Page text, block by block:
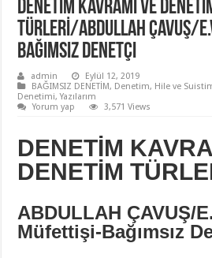
DENETİM KAVRAMI VE
TÜRLERİ/ABDULLAH
Bağımsız Denetçi
admin
Eylül 12, 2019
BAĞIMSIZ DENETİM, Denetim, Hile ve
Denetimi,Yazılarım
Yorum yap
3,571 Views
DENETİM
DENETİM
ABDULLAH ÇAVUŞ/
Müfettişi-Bağımsız